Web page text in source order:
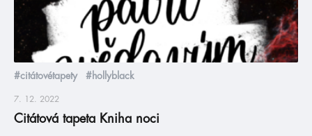
#citátovétapety #hollyblack
7. 12. 2022
Citátová tapeta Kniha noci